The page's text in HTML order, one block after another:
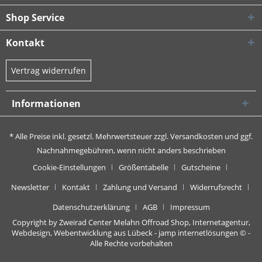
Shop Service
Kontakt
Vertrag widerrufen
Informationen
* Alle Preise inkl. gesetzl. Mehrwertsteuer zzgl.Versandkosten und ggf.
Nachnahmegebühren, wenn nicht anders beschrieben
Cookie-Einstellungen
Größentabelle
Gutscheine
Newsletter
Kontakt Zahlung und Versand
Widerrufsrecht
Datenschutzerklärung
AGB
Impressum
Copyright by Zweirad Center Melahn Offroad Shop, Internetagentur,
Webdesign, Webentwicklung aus Lübeck - jamp internetlösungen © -
Alle Rechte vorbehalten